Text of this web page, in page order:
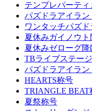
テンプレパーティ
パズドラアイラン
ワンタッチパズ
夏休みガイノウト
夏休みゼローグ降
TBライブステージ
パズドラアイラン
HEARTS称号
TRIANGLE BEAT
夏祭称号